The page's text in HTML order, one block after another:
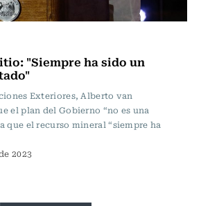
"Siempre ha sido un
Exteriores, Alberto van
el plan del Gobierno “no es una
que el recurso mineral “siempre ha
2023